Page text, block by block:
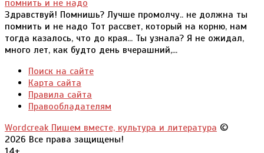
помнить и не надо
Здравствуй! Помнишь? Лучше промолчу.. не должна ты
помнить и не надо Тот рассвет, который на корню, нам
тогда казалось, что до края... Ты узнала? Я не ожидал,
много лет, как будто день вчерашний,...
Поиск на сайте
Карта сайта
Правила сайта
Правообладателям
Wordcreak Пишем вместе, культура и литература ©
2026 Все права защищены!